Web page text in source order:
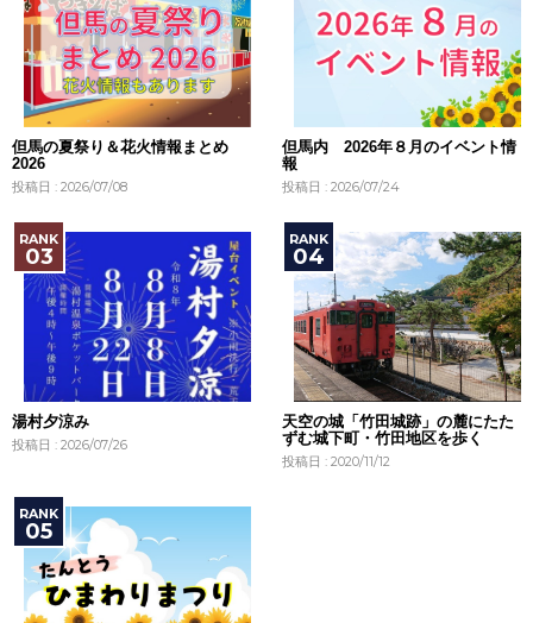
但馬の夏祭り＆花火情報まとめ
2026
投稿日 : 2026/07/08
但馬内 2026年８月のイベント情
報
投稿日 : 2026/07/24
湯村夕涼み
投稿日 : 2026/07/26
天空の城「竹田城跡」の麓にたた
ずむ城下町・竹田地区を歩く
投稿日 : 2020/11/12